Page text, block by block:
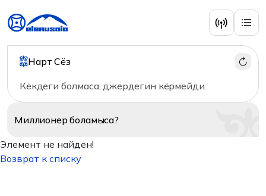
Нарт Сёз
Кёкдеги болмаса, джердегин кёрмейди.
Миллионерболамыса?
Элемент не найден!
Возврат к списку